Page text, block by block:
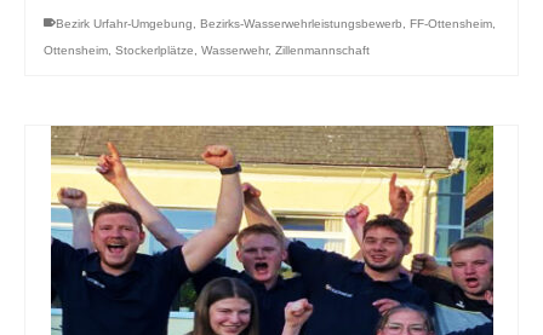
Bezirk Urfahr-Umgebung Bezirks-Wasserwehrleistungsbewerb FF-Ottensheim
Ottensheim Stockerlplätze Wasserwehr, Zillenmannschaft